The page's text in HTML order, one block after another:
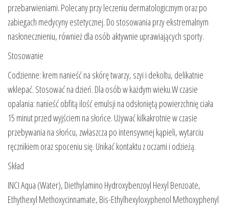
przebarwieniami. Polecany przy leczeniu dermatologicznym oraz po
zabiegach medycyny estetycznej. Do stosowania przy ekstremalnym
nasłonecznieniu, również dla osób aktywnie uprawiających sporty.
Stosowanie
Codzienne: krem nanieść na skórę twarzy, szyi i dekoltu, delikatnie
wklepać. Stosować na dzień. Dla osób w każdym wieku.W czasie
opalania: nanieść obfitą ilość emulsji na odsłoniętą powierzchnię ciała
15 minut przed wyjściem na słońce. Używać kilkakrotnie w czasie
przebywania na słońcu, zwłaszcza po intensywnej kąpieli, wytarciu
ręcznikiem oraz spoceniu się. Unikać kontaktu z oczami i odzieżą.
Skład
INCI Aqua (Water), Diethylamino Hydroxybenzoyl Hexyl Benzoate,
Ethythexyl Methoxycinnamate, Bis-Ethylhexyloxyphenol Methoxyphenyl